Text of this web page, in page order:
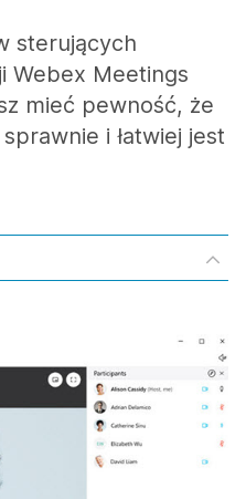
sterujących
Webex Meetings
mieć pewność, że
i łatwiej jest